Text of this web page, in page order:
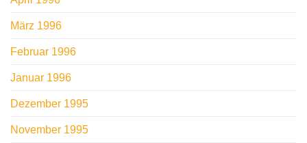
März 1996
Februar 1996
Januar 1996
Dezember 1995
November 1995